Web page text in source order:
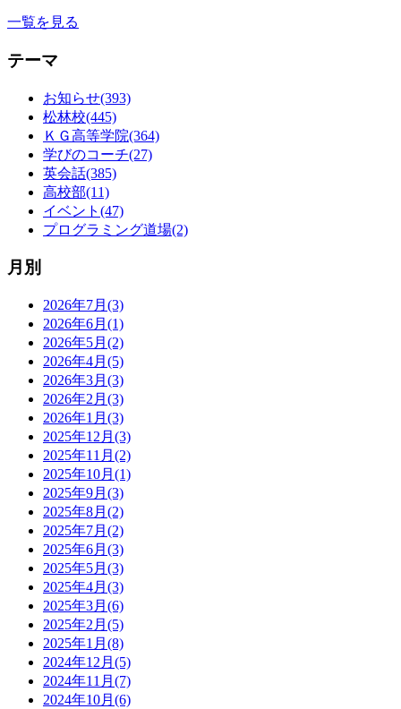
一覧を見る
テーマ
お知らせ(393)
松林校(445)
ＫＧ高等学院(364)
学びのコーチ(27)
英会話(385)
高校部(11)
イベント(47)
プログラミング道場(2)
月別
2026年7月(3)
2026年6月(1)
2026年5月(2)
2026年4月(5)
2026年3月(3)
2026年2月(3)
2026年1月(3)
2025年12月(3)
2025年11月(2)
2025年10月(1)
2025年9月(3)
2025年8月(2)
2025年7月(2)
2025年6月(3)
2025年5月(3)
2025年4月(3)
2025年3月(6)
2025年2月(5)
2025年1月(8)
2024年12月(5)
2024年11月(7)
2024年10月(6)